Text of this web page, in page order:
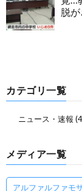
脱
カテゴリ一覧
ニュース・速報
メディア一覧
アルファルファモ